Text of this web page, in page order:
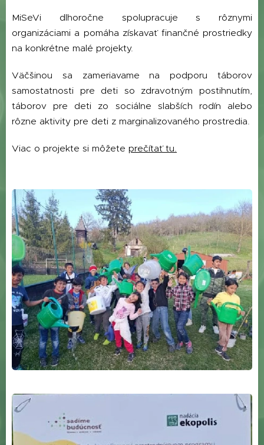
MiSeVi dlhoročne spolupracuje s rôznymi
organizáciami a pomáha získavať finančné prostriedky
na konkrétne malé projekty.
Väčšinou sa zameriavame na podporu táborov
samostatnosti pre deti so zdravotným postihnutím,
táborov pre deti zo sociálne slabších rodín alebo
rôzne aktivity pre deti z marginalizovaného prostredia.
Viac o projekte si môžete prečítať tu.